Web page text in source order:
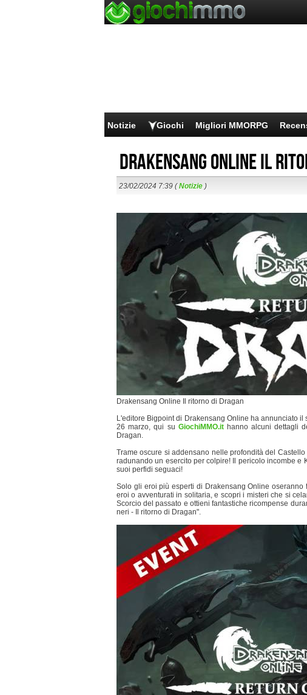
Notizie Giochi Migliori MMORPG
Drakensang Online Il
23/02/2024 7:39 (Notizie )
Drakensang Online Il ritorno di Dragan
L'editore Bigpoint di Drakensang Online ha annunciato il
26 marzo, qui su GiochiMMO.ithanno alcuni dettagli
Dragan.
Trame oscure si addensano nelle profondità del
radunando un esercito per colpire! Il pericolo incombe
suoi perfidi seguaci!
Solo gli eroi più esperti di Drakensang Online
eroi o avventurati in solitaria, e scopri i misteri che si
Scorcio del passato e ottieni fantastiche ricompense
neri - Il ritorno di Dragan".